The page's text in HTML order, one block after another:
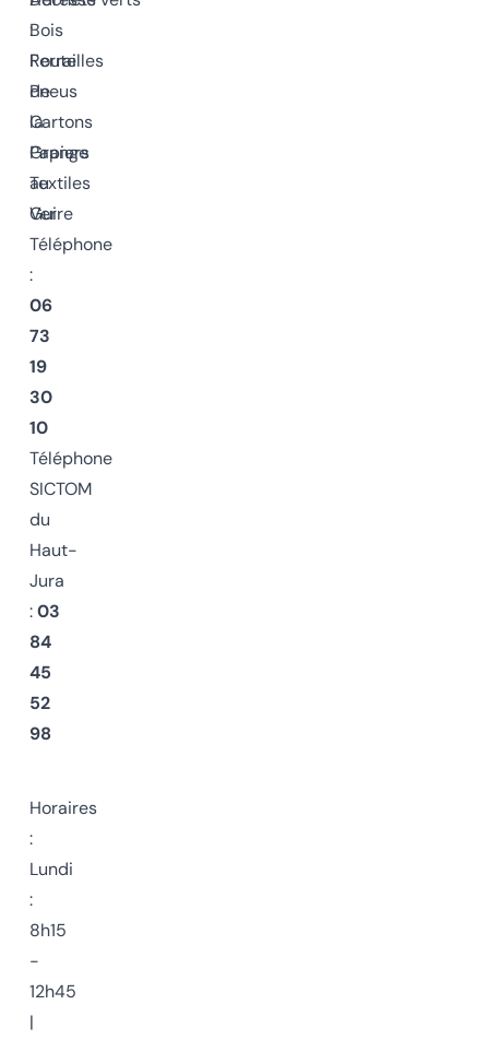
:
Route
de
la
Grange
au
Gui
Téléphone
:
06
73
19
30
10
Téléphone
SICTOM
du
Haut-
Jura
:03
84
45
52
98
Horaires
:
Lundi
:
8h15
-
12h45
|
Bois
Ferrailles
Pneus
Cartons
Papiers
Textiles
Verre